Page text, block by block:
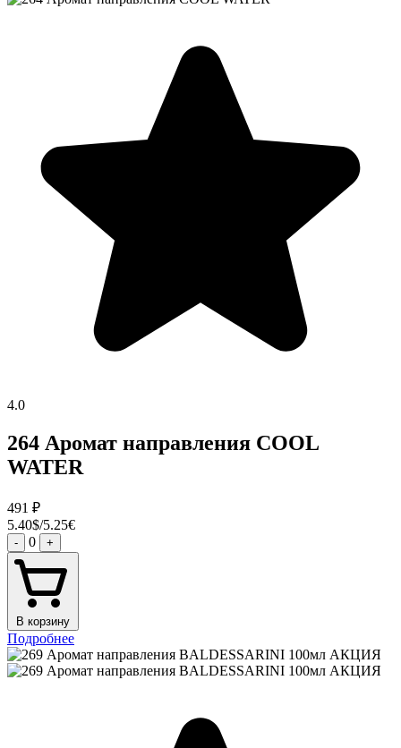
4.0
264 Аромат направления COOL
WATER
491 ₽
5.40$/5.25€
- 0 +
В корзину
Подробнее